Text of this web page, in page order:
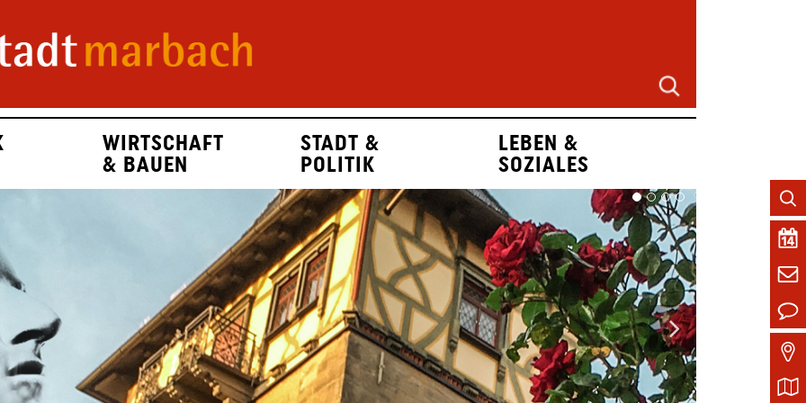
WIRTSCHAFT
& BAUEN
STADT &
POLITIK
LEBEN &
SOZIALES